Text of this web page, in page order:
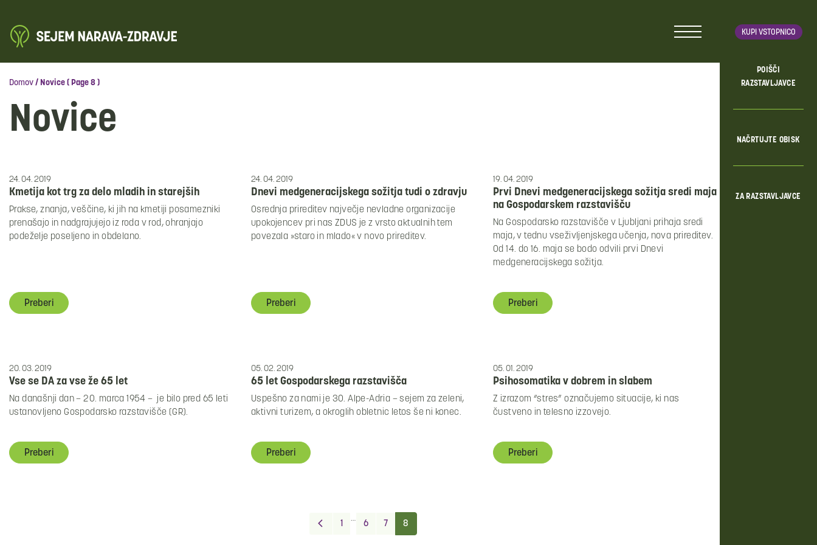
KUPI VSTOPNICO
POIŠČI
RAZSTAVLJAVCE
NAČRTUJTE OBISK
ZA RAZSTAVLJAVCE
Domov / Novice ( Page 8 )
Novice
24. 04. 2019
Kmetija kot trg za delo mladih in starejših
Prakse, znanja, veščine, ki jih na kmetiji posamezniki
prenašajo in nadgrajujejo iz roda v rod, ohranjajo
podeželje poseljeno in obdelano.
Preberi
24. 04. 2019
Dnevi medgeneracijskega sožitja tudi o zdravju
Osrednja prireditev največje nevladne organizacije
upokojencev pri nas ZDUS je z vrsto aktualnih tem
povezala »staro in mlado« v novo prireditev.
Preberi
19. 04. 2019
Prvi Dnevi medgeneracijskega sožitja sredi maja
na Gospodarskem razstavišču
Na Gospodarsko razstavišče v Ljubljani prihaja sredi
maja, v tednu vseživljenjskega učenja, nova prireditev.
Od 14. do 16. maja se bodo odvili prvi Dnevi
medgeneracijskega sožitja.
Preberi
20. 03. 2019
Vse se DA za vse že 65 let
Na današnji dan – 20. marca 1954 – je bilo pred 65 leti
ustanovljeno Gospodarsko razstavišče (GR).
Preberi
05. 02. 2019
65 let Gospodarskega razstavišča
Uspešno za nami je 30. Alpe-Adria – sejem za zeleni,
aktivni turizem, a okroglih obletnic letos še ni konec.
Preberi
05. 01. 2019
Psihosomatika v dobrem in slabem
Z izrazom “stres” označujemo situacije, ki nas
čustveno in telesno izzovejo.
Preberi
Previous
1
…
6 7 8